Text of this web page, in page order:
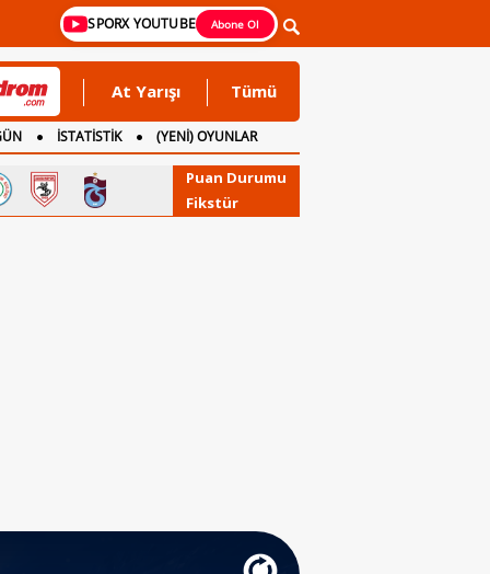
SPORX YOUTUBE Abone Ol
At Yarışı Tümü
İSTATİSTİK (YENİ) OYUNLAR
Puan Durumu
Fikstür